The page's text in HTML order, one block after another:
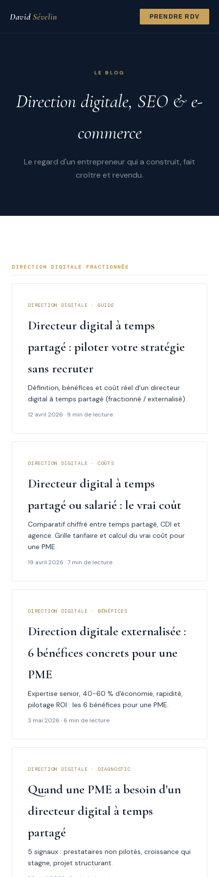
DavidSévelin PRENDRE RDV
LE BLOG
Direction digitale, SEO & e-
commerce
Le regard d'un entrepreneur qui a construit, fait
croître et revendu.
DIRECTION DIGITALE FRACTIONNÉE
DIRECTION DIGITALE · GUIDE
Directeur digital à temps
partagé : piloter votre stratégie
sans recruter
Définition, bénéfices et coût réel d'un directeur
digital à temps partagé (fractionné / externalisé).
12 avril 2026 · 9 min de lecture
DIRECTION DIGITALE · COÛTS
Directeur digital à temps
partagé ou salarié : le vrai coût
Comparatif chiffré entre temps partagé, CDI et
agence. Grille tarifaire et calcul du vrai coût pour
une PME.
19 avril 2026 · 7 min de lecture
DIRECTION DIGITALE · BÉNÉFICES
Direction digitale externalisée :
6 bénéfices concrets pour une
PME
Expertise senior, 40-60 % d'économie, rapidité,
pilotage ROI : les 6 bénéfices pour une PME.
3 mai 2026 · 6 min de lecture
DIRECTION DIGITALE · DIAGNOSTIC
Quand une PME a besoin d'un
directeur digital à temps
partagé
5 signaux : prestataires non pilotés, croissance qui
stagne, projet structurant.